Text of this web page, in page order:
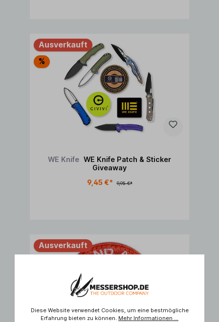
Ausverkauft
%
WE Knife WE Knife Patch & Sticker
Giveaway
9,45 €*
9,95 €*
Ausverkauft
Diese Website verwendet Cookies, um eine bestmögliche
Erfahrung bieten zu können. Mehr Informationen ...